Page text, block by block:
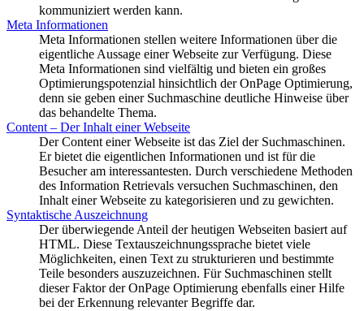
kommuniziert werden kann.
Meta Informationen
Meta Informationen stellen weitere Informationen über die
eigentliche Aussage einer Webseite zur Verfügung. Diese
Meta Informationen sind vielfältig und bieten ein großes
Optimierungspotenzial hinsichtlich der OnPage Optimierung,
denn sie geben einer Suchmaschine deutliche Hinweise über
das behandelte Thema.
Content – Der Inhalt einer Webseite
Der Content einer Webseite ist das Ziel der Suchmaschinen.
Er bietet die eigentlichen Informationen und ist für die
Besucher am interessantesten. Durch verschiedene Methoden
des Information Retrievals versuchen Suchmaschinen, den
Inhalt einer Webseite zu kategorisieren und zu gewichten.
Syntaktische Auszeichnung
Der überwiegende Anteil der heutigen Webseiten basiert auf
HTML. Diese Textauszeichnungssprache bietet viele
Möglichkeiten, einen Text zu strukturieren und bestimmte
Teile besonders auszuzeichnen. Für Suchmaschinen stellt
dieser Faktor der OnPage Optimierung ebenfalls einer Hilfe
bei der Erkennung relevanter Begriffe dar.